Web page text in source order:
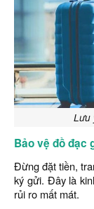
Lưu
Bảo vệ đồ đạc
Đừng đặt tiền,
ký gửi. Đây là
rủi ro mất mát.